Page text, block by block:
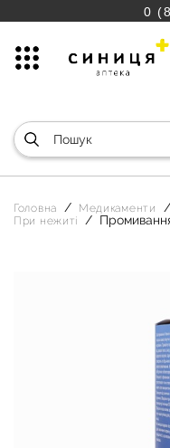
0
Головна Медикаменти
При нежиті